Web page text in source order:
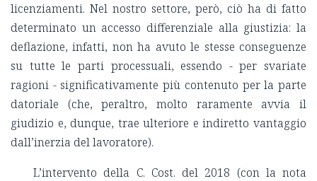
licenziamenti. Nel nostro settore, però, ciò ha di fatto
determinato un accesso differenziale alla giustizia: la
deflazione, infatti, non ha avuto le stesse conseguenze
su tutte le parti processuali, essendo - per svariate
ragioni - significativamente più contenuto per la parte
datoriale (che, peraltro, molto raramente avvia il
giudizio e, dunque, trae ulteriore e indiretto vantaggio
dall’inerzia del lavoratore).
L’intervento della C. Cost. del 2018 (con la nota